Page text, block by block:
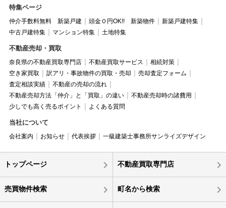
特集ページ
仲介手数料無料 新築戸建 頭金０円OK!! 新築物件
新築戸建特集
中古戸建特集
マンション特集 土地特集
不動産売却・買取
奈良県の不動産買取専門店 不動産買取サービス
相続対策
空き家買取
訳アリ・事故物件の買取・売却
売却査定フォーム
査定相談実績
不動産の売却の流れ
不動産売却方法「仲介」と「買取」の違い
不動産売却時の諸費用
少しでも高く売るポイント
よくある質問
当社について
会社案内 お知らせ 代表挨拶 一級建築士事務所サンライズデザイン
トップページ 不動産買取専門店
売買物件検索 町名から検索